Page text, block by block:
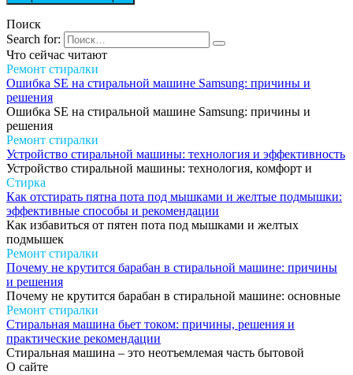
Поиск
Search for:
Что сейчас читают
Ремонт стиралки
Ошибка SE на стиральной машине Samsung: причины и
решения
Ошибка SE на стиральной машине Samsung: причины и
решения
Ремонт стиралки
Устройство стиральной машины: технология и эффективность
Устройство стиральной машины: технология, комфорт и
Стирка
Как отстирать пятна пота под мышками и желтые подмышки:
эффективные способы и рекомендации
Как избавиться от пятен пота под мышками и желтых
подмышек
Ремонт стиралки
Почему не крутится барабан в стиральной машине: причины
и решения
Почему не крутится барабан в стиральной машине: основные
Ремонт стиралки
Стиральная машина бьет током: причины, решения и
практические рекомендации
Стиральная машина – это неотъемлемая часть бытовой
О сайте